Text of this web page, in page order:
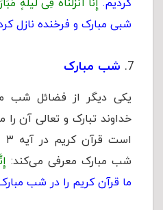
کردیم. إِنَّا أَنْزَلْنَاهُ فِی لَیلَةٍ
شبی مبارک و فرخنده نازل
شب مبارک
یکی دیگر از فضائل شب
خداوند تبارک و تعالی آن
شب مبارک معرفی می‌کند:
ما قرآن کریم را در شب